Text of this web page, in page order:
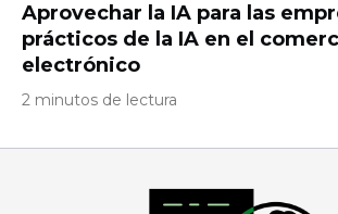
Aprovechar la IA para las
prácticos de la IA en el
electrónico
2 minutos de lectura